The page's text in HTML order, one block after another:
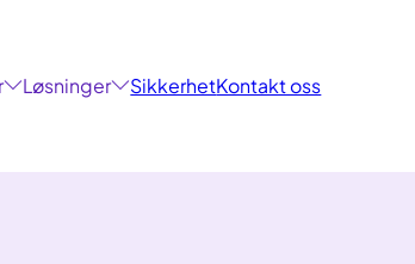
Løsninger SikkerhetKontakt oss